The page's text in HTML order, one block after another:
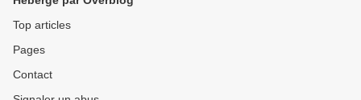
Top articles
Pages
Contact